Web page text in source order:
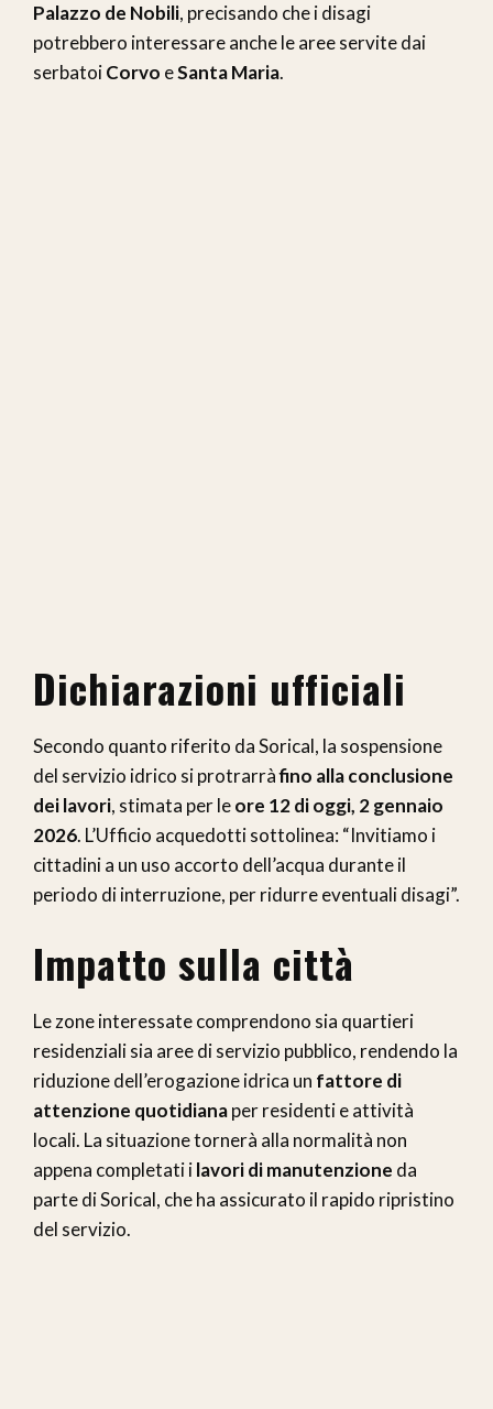
Palazzo de Nobili, precisando che i disagi
potrebbero interessare anche le aree servite dai
serbatoiCorvo eSanta Maria.
Dichiarazioni ufficiali
Secondo quanto riferito da Sorical, la sospensione
del servizio idrico si protrarràfino alla conclusione
dei lavori, stimata per leore 12 di oggi, 2 gennaio
2026. L’Ufficio acquedotti sottolinea: “Invitiamo i
cittadini a un uso accorto dell’acqua durante il
periodo di interruzione, per ridurre eventuali disagi”.
Impatto sulla città
Le zone interessate comprendono sia quartieri
residenziali sia aree di servizio pubblico, rendendo la
riduzione dell’erogazione idrica un fattore di
attenzione quotidianaper residenti e attività
locali. La situazione tornerà alla normalità non
appena completati ilavori di manutenzione da
parte di Sorical, che ha assicurato il rapido ripristino
del servizio.